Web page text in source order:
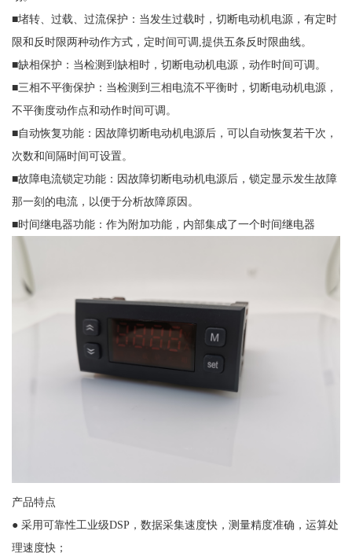
■堵转、过载、过流保护：当发生过载时，切断电动机电源，有定时
限和反时限两种动作方式，定时间可调,提供五条反时限曲线。
■缺相保护：当检测到缺相时，切断电动机电源，动作时间可调。
■三相不平衡保护：当检测到三相电流不平衡时，切断电动机电源，
不平衡度动作点和动作时间可调。
■自动恢复功能：因故障切断电动机电源后，可以自动恢复若干次，
次数和间隔时间可设置。
■故障电流锁定功能：因故障切断电动机电源后，锁定显示发生故障
那一刻的电流，以便于分析故障原因。
■时间继电器功能：作为附加功能，内部集成了一个时间继电器
产品特点
● 采用可靠性工业级DSP，数据采集速度快，测量精度准确，运算处
理速度快；